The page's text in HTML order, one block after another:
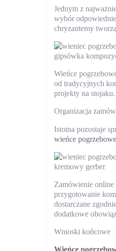
Jednym z
wybór
chryzantemy
Wieńce
od tradycyjnych
projekty na stojaku.
Organizacja
Istotna pozostaje
wieńce pogrzebowe
Zamówienie online
przygotowanie
dostarczane
dodatkowe
Wnioski końcowe
Wieńce